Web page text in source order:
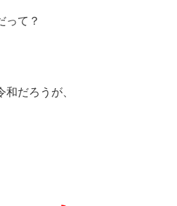
って？
だろうが、